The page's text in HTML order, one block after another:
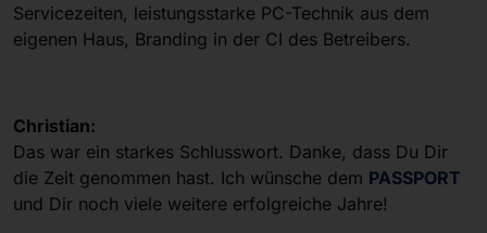
Servicezeiten, leistungsstarke PC-Technik aus dem
eigenen Haus, Branding in der CI des Betreibers.
Christian:
Das war ein starkes Schlusswort. Danke, dass Du Dir
die Zeit genommen hast. Ich wünsche dem PASSPORT
und Dir noch viele weitere erfolgreiche Jahre!